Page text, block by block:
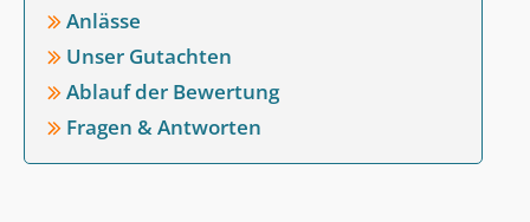
Anlässe
Unser Gutachten
Ablauf der Bewertung
Fragen & Antworten